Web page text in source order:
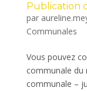
Publication
par
Communales
Vous pouvez
communale du
communale –